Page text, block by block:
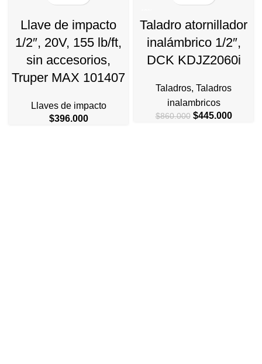
Llave de impacto
1/2″, 20V, 155 lb/ft,
sin accesorios,
Truper MAX 101407
Llaves de impacto
$396.000
Taladro atornillador
inalámbrico 1/2″,
DCK KDJZ2060i
Taladros, Taladros
inalambricos
$860.000 El
$445.000El